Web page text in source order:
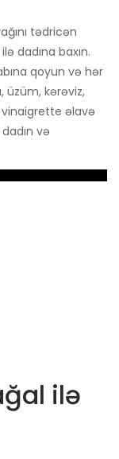
tədricən
dadına baxın.
qoyun və hər
üzüm, kərəviz,
əlavə
və
ilə